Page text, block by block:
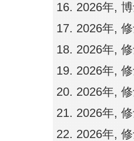
2026年,
2026年,
2026年,
2026年,
2026年,
2026年,
2026年,